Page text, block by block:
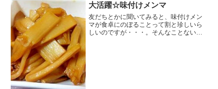
大活躍☆味付けメンマ
友だちとかに聞いてみると、味付けメン
マが食卓にのぼることって割と珍しいら
しいのですが・・・。そんなことないで